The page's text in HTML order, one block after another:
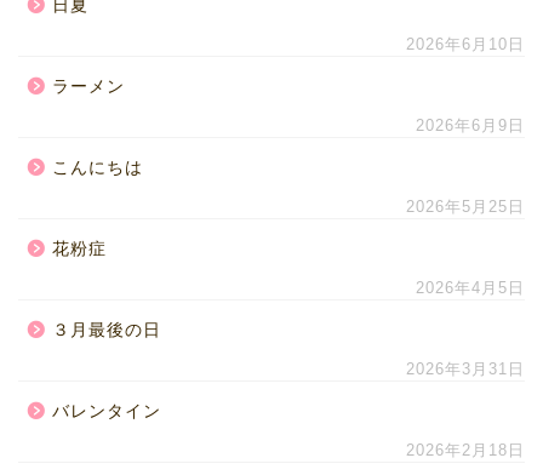
日夏
2026年6月10日
ラーメン
2026年6月9日
こんにちは
2026年5月25日
花粉症
2026年4月5日
３月最後の日
2026年3月31日
バレンタイン
2026年2月18日